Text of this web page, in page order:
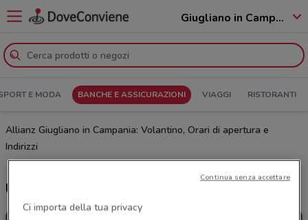
Giugliano in Campania - 80014
E MODA BANCHE E ASSICURAZIONI VIAGGI RISTORANTI
Allianz Giugliano in Campania: Volantino, Orari di apertura e
Indirizzi
Ultime offerte del volantino Allianz
Ci importa della tua privacy
Continua senza accettare